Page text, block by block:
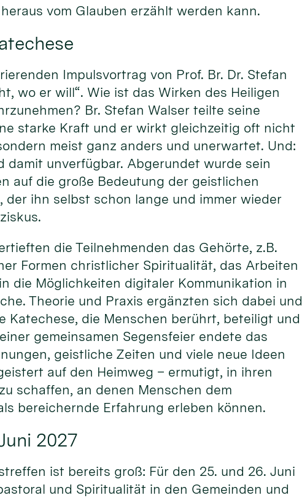
vom Glauben erzählt werden kann.
Impulsvortrag von Prof. Br. Dr. Stefan
wo er will“. Wie ist das Wirken des Heiligen
Br. Stefan Walser teilte seine
starke Kraft und er wirkt gleichzeitig oft nicht
meist ganz anders und unerwartet. Und:
damit unverfügbar. Abgerundet wurde sein
auf die große Bedeutung der geistlichen
ihn selbst schon lange und immer wieder
die Teilnehmenden das Gehörte, z.B.
Formen christlicher Spiritualität, das Arbeiten
die Möglichkeiten digitaler Kommunikation in
Theorie und Praxis ergänzten sich dabei und
Katechese, die Menschen berührt, beteiligt und
gemeinsamen Segensfeier endete das
geistliche Zeiten und viele neue Ideen
auf den Heimweg – ermutigt, in ihren
schaffen, an denen Menschen dem
bereichernde Erfahrung erleben können.
2027
ist bereits groß: Für den 25. und 26. Juni
und Spiritualität in den Gemeinden und